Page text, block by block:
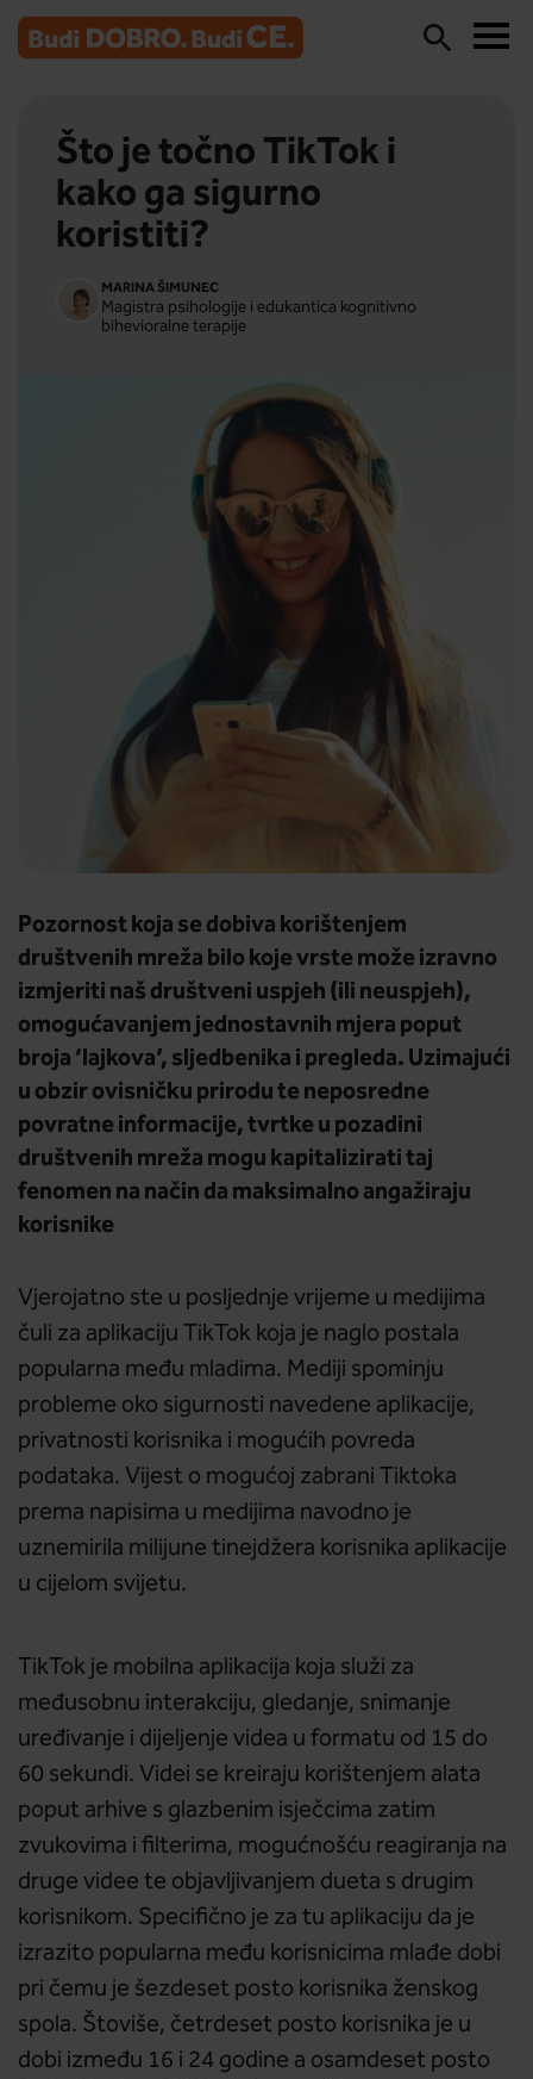
Što je točno TikTok i
kako ga sigurno
koristiti?
MARINA ŠIMUNEC
Magistra psihologije i edukantica kognitivno
bihevioralne terapije
Pozornost koja se dobiva korištenjem
društvenih mreža bilo koje vrste može izravno
izmjeriti naš društveni uspjeh (ili neuspjeh),
omogućavanjem jednostavnih mjera poput
broja ‘lajkova’, sljedbenika i pregleda. Uzimajući
u obzir ovisničku prirodu te neposredne
povratne informacije, tvrtke u pozadini
društvenih mreža mogu kapitalizirati taj
fenomen na način da maksimalno angažiraju
korisnike
Vjerojatno ste u posljednje vrijeme u medijima
čuli za aplikaciju TikTok koja je naglo postala
popularna među mladima. Mediji spominju
probleme oko sigurnosti navedene aplikacije,
privatnosti korisnika i mogućih povreda
podataka. Vijest o mogućoj zabrani Tiktoka
prema napisima u medijima navodno je
uznemirila milijune tinejdžera korisnika aplikacije
u cijelom svijetu.
TikTok je mobilna aplikacija koja služi za
međusobnu interakciju, gledanje, snimanje
uređivanje i dijeljenje videa u formatu od 15 do
60 sekundi. Videi se kreiraju korištenjem alata
poput arhive s glazbenim isječcima zatim
zvukovima i filterima, mogućnošću reagiranja na
druge videe te objavljivanjem dueta s drugim
korisnikom. Specifično je za tu aplikaciju da je
izrazito popularna među korisnicima mlađe dobi
pri čemu je šezdeset posto korisnika ženskog
spola. Štoviše, četrdeset posto korisnika je u
dobi između 16 i 24 godine a osamdeset posto